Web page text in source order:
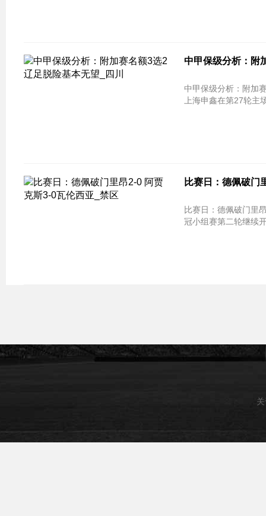
中甲保级分析：附
中甲保级分析：附加赛名额3选2 辽
上海申鑫在第27轮主
比赛日：德佩破门
比赛日：德佩破门里昂2-0 阿贾克斯
冠小组赛第二轮继续